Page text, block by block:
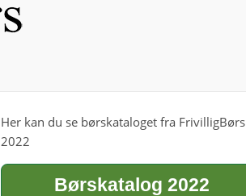
Her kan du se børskataloget fra FrivilligBørs
2022
Børskatalog 2022